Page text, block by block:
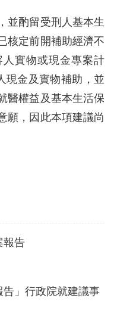
並酌留受刑人基本生
核定前開補助經濟不
實物或現金專案計
現金及實物補助，並
醫權益及基本生活保
願，因此本項建議尚
報告
告」行政院就建議事